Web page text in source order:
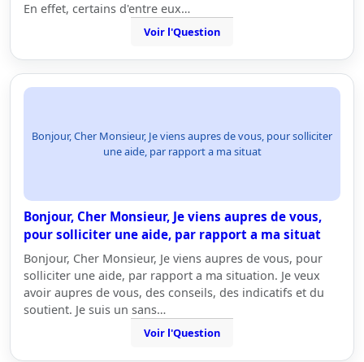
En effet, certains d'entre eux…
Voir l'Question
Bonjour, Cher Monsieur, Je viens aupres de vous, pour solliciter
une aide, par rapport a ma situat
Bonjour, Cher Monsieur, Je viens aupres de vous,
pour solliciter une aide, par rapport a ma situat
Bonjour, Cher Monsieur, Je viens aupres de vous, pour
solliciter une aide, par rapport a ma situation. Je veux
avoir aupres de vous, des conseils, des indicatifs et du
soutient. Je suis un sans…
Voir l'Question